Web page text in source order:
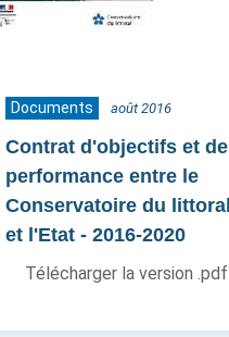
Documents août 2016
Contrat d'objectifs et de
performance entre le
Conservatoire du littoral
et l'Etat - 2016-2020
Télécharger la version .pdf